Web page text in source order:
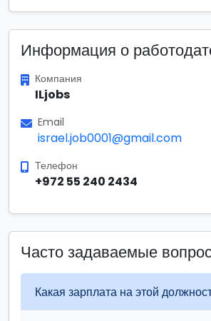
Информация о
Компания
ILjobs
Email
israel.job0001@gmail.com
Телефон
+972 55 240 2434
Часто задаваемые
Какая зарплата на этой